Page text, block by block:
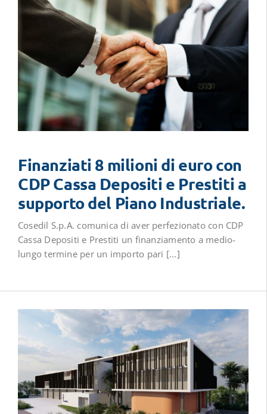
Finanziati 8 milioni di euro con
CDP Cassa Depositi e Prestiti a
supporto del Piano Industriale.
Cosedil S.p.A. comunica di aver perfezionato con CDP
Cassa Depositi e Prestiti un finanziamento a medio-
lungo termine per un importo pari [...]